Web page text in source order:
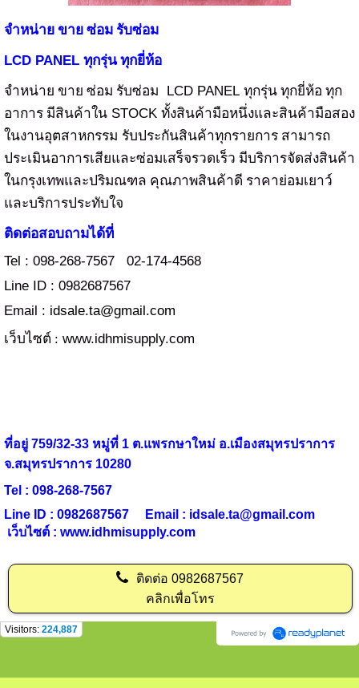
จำหน่าย ขาย ซ่อม รับซ่อม
LCD PANEL ทุกรุ่น ทุกยี่ห้อ
จำหน่าย ขาย ซ่อม รับซ่อม
LCD PANEL ทุกรุ่น ทุกยี่ห้อ ทุก
อาการ มีสินค้าในSTOCK ทั้งสินค้ามือหนึ่งและสินค้ามือสอง
ในงานอุตสาหกรรม รับประกันสินค้าทุกรายการ สามารถ
ประเมินอาการเสียและซ่อมเสร็จรวดเร็ว มีบริการจัดส่งสินค้า
ในกรุงเทพและปริมณฑล คุณภาพสินค้าดี ราคาย่อมเยาว์
และบริการประทับใจ
ติดต่อสอบถามได้ที่
Tel : 098-268-7567 02-174-4568
Line ID : 0982687567
Email : idsale.ta@gmail.com
เว็บไซต์ : www.idhmisupply.com
ที่อยู่ 759/32-33 หมู่ที่ 1 ต.แพรกษาใหม่ อ.เมืองสมุทรปราการ
จ.สมุทรปราการ 10280
Tel : 098-268-7567
Line ID : 0982687567 Email : idsale.ta@gmail.com
เว็บไซต์ : www.idhmisupply.com
ติดต่อ0982687567
คลิกเพื่อโทร
Visitors: 224,887